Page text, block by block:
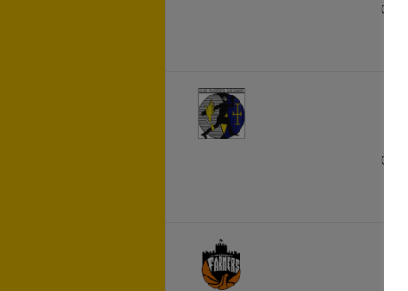
C.T.
C.T.